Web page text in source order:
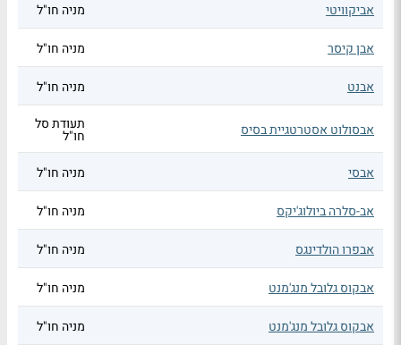
אביקוויטי מניה חו"ל
אבן קיסר מניה חו"ל
אבנט מניה חו"ל
אבסולוט אסטרטגיית בסיס תעודת סל
חו"ל
אבסי
מניה חו"ל
אב-סלרה ביולוג'יקס מניה חו"ל
אבפרו הולדינגס מניה חו"ל
אבקוס גלובל מנג'מנט מניה חו"ל
אבקוס גלובל מנג'מנט מניה חו"ל